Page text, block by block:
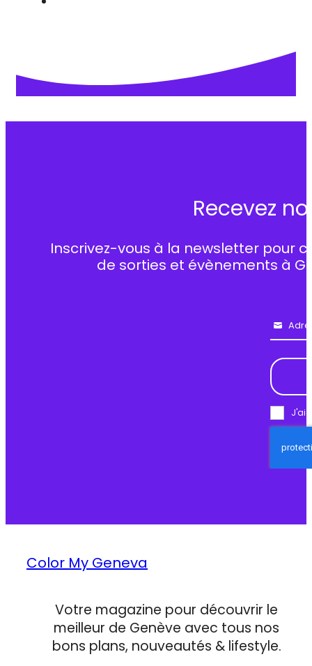
Recevez
Inscrivez-vous à la newsletter pour
de sorties et évènements à
Email
J'ai
Color My Geneva
Votre magazine pour découvrir le
meilleur de Genève avec tous nos
bons plans, nouveautés & lifestyle.